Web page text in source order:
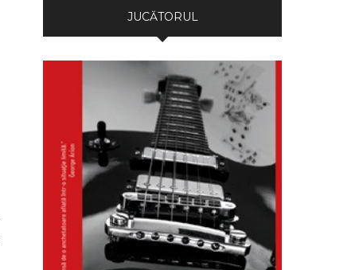
JUCĂTORUL